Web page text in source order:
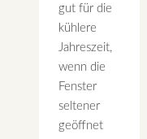
gut für die
kühlere
Jahreszeit,
wenn die
Fenster
seltener
geöffnet